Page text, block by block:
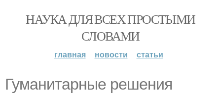
НАУКА ДЛЯ ВСЕХ ПРОСТЫМИ
СЛОВАМИ
главная новости статьи
Гуманитарные решения